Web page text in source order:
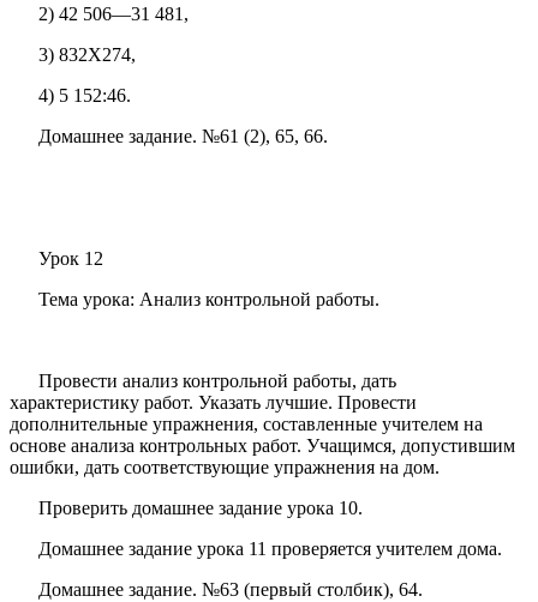
2) 42 506—31 481,
3) 832X274,
4) 5 152:46.
Домашнее задание. №61 (2), 65, 66.
Урок 12
Тема урока: Анализ контрольной работы.
Провести анализ контрольной работы, дать
характеристику работ. Указать лучшие. Провести
дополнительные упражнения, составленные учителем на
основе анализа контрольных работ. Учащимся, допустившим
ошибки, дать соответствующие упражнения на дом.
Проверить домашнее задание урока 10.
Домашнее задание урока 11 проверяется учителем дома.
Домашнее задание. №63 (первый столбик), 64.